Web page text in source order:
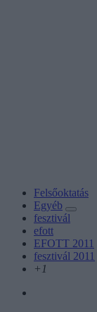
Felsőoktatás
Egyéb
fesztivál
efott
EFOTT 2011
fesztivál 2011
+1